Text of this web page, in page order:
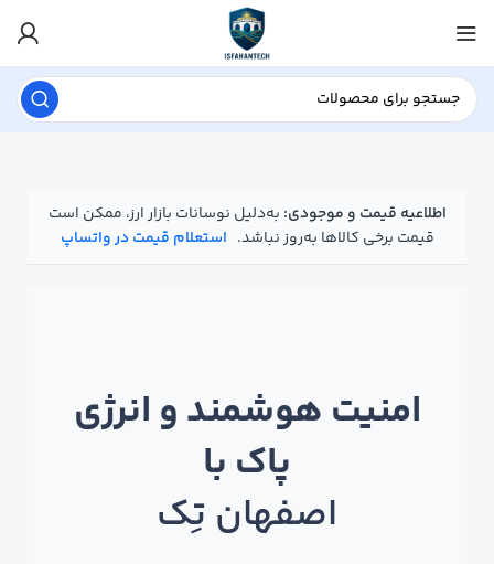
اطلاعیه قیمت و موجودی: به‌دلیل نوسانات بازار ارز، ممکن است
قیمت برخی کالاها به‌روز نباشد. استعلام قیمت در واتساپ
امنیت هوشمند و انرژی
پاک با
اصفهان تِک